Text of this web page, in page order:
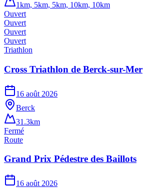
1km, 5km, 5km, 10km, 10km
Ouvert
Ouvert
Ouvert
Ouvert
Triathlon
Cross Triathlon de Berck-sur-Mer
16 août 2026
Berck
31.3km
Fermé
Route
Grand Prix Pédestre des Baillots
16 août 2026